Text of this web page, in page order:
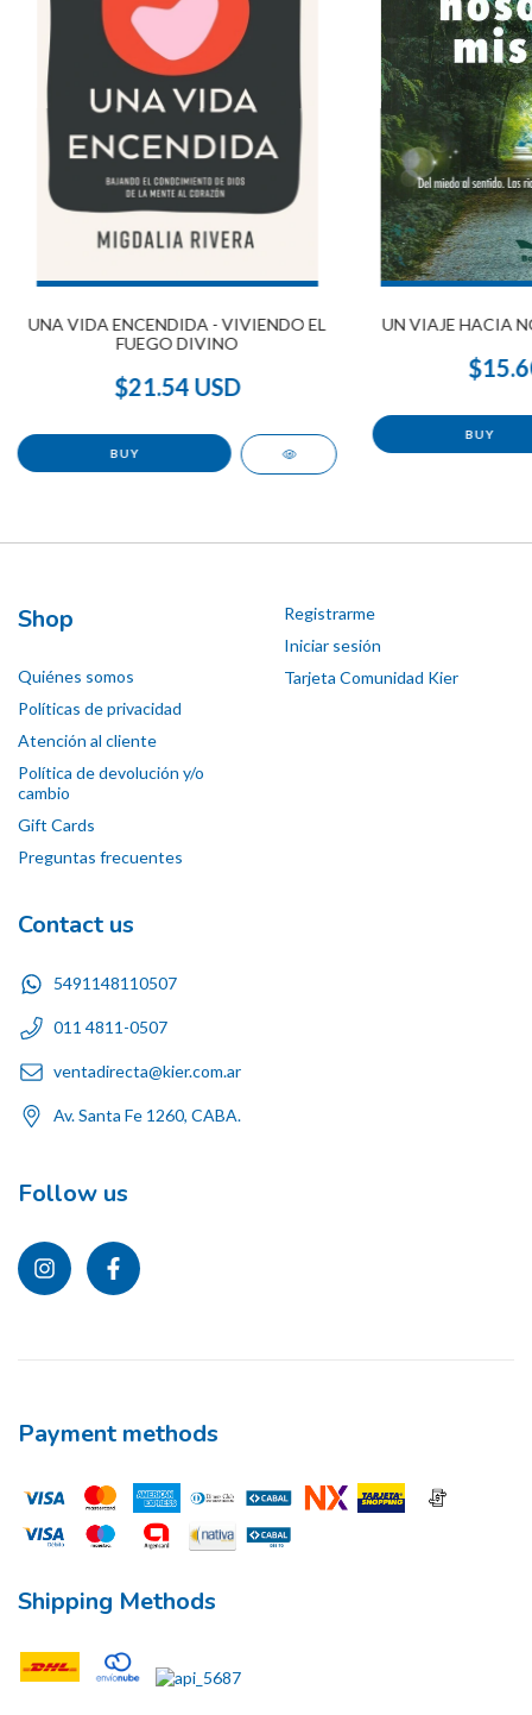
UNA VIDA ENCENDIDA - VIVIENDO EL
FUEGO DIVINO
$21.54 USD
UN VIAJE HACIA
Shop
Quiénes somos
Políticas de privacidad
Atención al cliente
Política de devolución y/o
cambio
Gift Cards
Preguntas frecuentes
Registrarme
Iniciar sesión
Tarjeta Comunidad Kier
Contact us
5491148110507
011 4811-0507
ventadirecta@kier.com.ar
Av. Santa Fe 1260, CABA.
Follow us
Payment methods
Shipping Methods